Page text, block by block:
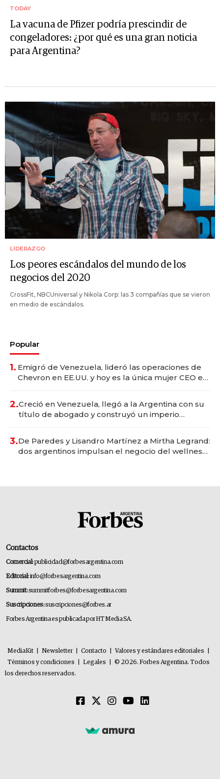
TODAY
La vacuna de Pfizer podría prescindir de
congeladores: ¿por qué es una gran noticia
para Argentina?
LIDERAZGO
Los peores escándalos del mundo de los
negocios del 2020
CrossFit, NBCUniversal y Nikola Corp: las 3 compañías que se vieron
en medio de escándalos.
Popular
1. Emigró de Venezuela, lideró las operaciones de
Chevron en EE.UU. y hoy es la única mujer CEO en
2.Creció en Venezuela, llegó a la Argentina con su
título de abogado y construyó un imperio
3.De Paredes y Lisandro Martínez a Mirtha Legrand:
dos argentinos impulsan el negocio del wellness
Contactos
Comercial:publicidad@forbesargentina.com
Editorial:info@forbesargentina.com
Summit:summitforbes@forbesargentina.com
Suscripciones:suscripciones@forbes.ar
Forbes Argentina es publicada por HT Media SA.
MediaKit Newsletter Contacto Valores y estándares editoriales
Términos y condiciones
Legales
© 2026. Forbes Argentina. Todos
los derechos reservados.